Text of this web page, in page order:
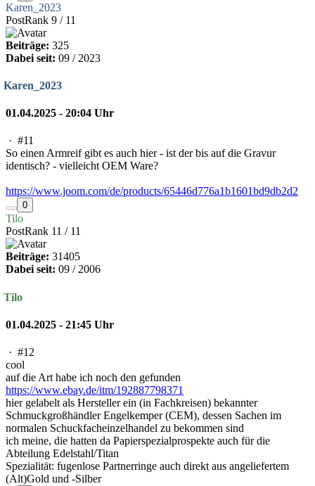
Karen_2023
PostRank 9 / 11
Beiträge: 325
Dabei seit: 09 / 2023
Karen_2023
01.04.2025 - 20:04 Uhr
· #11
So einen Armreif gibt es auch hier - ist der bis auf die Gravur
identisch? - vielleicht OEM Ware?
https://www.joom.com/de/products/65446d776a1b1601bd9db2d2
0
Tilo
PostRank 11 / 11
Beiträge: 31405
Dabei seit: 09 / 2006
Tilo
01.04.2025 - 21:45 Uhr
· #12
cool
auf die Art habe ich noch den gefunden
https://www.ebay.de/itm/192887798371
hier gelabelt als Hersteller ein (in Fachkreisen) bekannter
Schmuckgroßhändler Engelkemper (CEM), dessen Sachen im
normalen Schuckfacheinzelhandel zu bekommen sind
ich meine, die hatten da Papierspezialprospekte auch für die
Abteilung Edelstahl/Titan
Spezialität: fugenlose Partnerringe auch direkt aus angeliefertem
(Alt)Gold und -Silber